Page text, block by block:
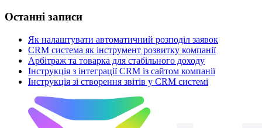
Останні записи
Як налаштувати автоматичний розподіл заявок
CRM система як інструмент розвитку компанії
Арбітраж та товарка для стабільного доходу
Інструкція з інтеграції CRM із сайтом компанії
Інструкція зі створення звітів у CRM системі